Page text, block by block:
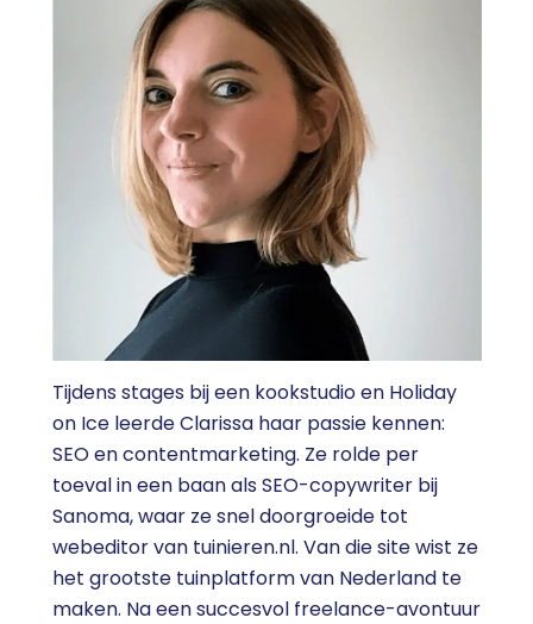
Tijdens stages bij een kookstudio en Holiday
on Ice leerde Clarissa haar passie kennen:
SEO en contentmarketing. Ze rolde per
toeval in een baan als SEO-copywriter bij
Sanoma, waar ze snel doorgroeide tot
webeditor van tuinieren.nl. Van die site wist ze
het grootste tuinplatform van Nederland te
maken. Na een succesvol freelance-avontuur